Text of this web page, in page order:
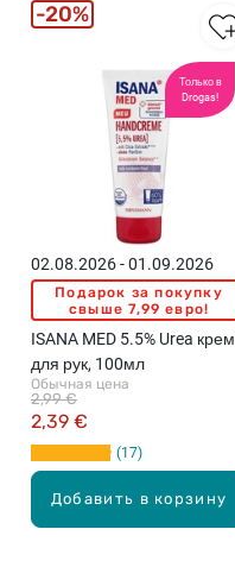
Только в
Drogas!
Добавить в корзину
02.08.2026 - 01.09.2026
Подарок за покупку
свыше 7,99 евро!
ISANA MED 5.5% Urea крем
для рук, 100мл
Обычная цена
2,39 €
2,99 €
17
20%